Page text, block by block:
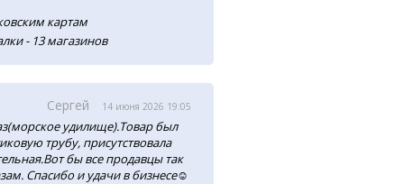
картам
- 13 магазинов
Сергей 14 июня 2026 19:05
удилище).Товар был
трубу, присутствовала
бы все продавцы так
Спасибо и удачи в бизнесе☺️